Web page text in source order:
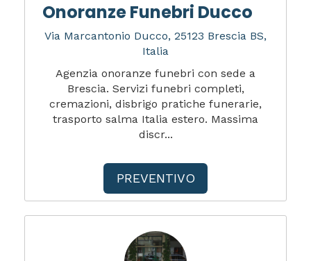
Onoranze Funebri Ducco
Via Marcantonio Ducco, 25123 Brescia BS,
Italia
Agenzia onoranze funebri con sede a
Brescia. Servizi funebri completi,
cremazioni, disbrigo pratiche funerarie,
trasporto salma Italia estero. Massima
discr...
PREVENTIVO